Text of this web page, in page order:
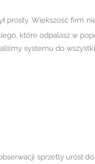
prosty. Większość firm
które odpalasz w
systemu do
sprzetly urósł